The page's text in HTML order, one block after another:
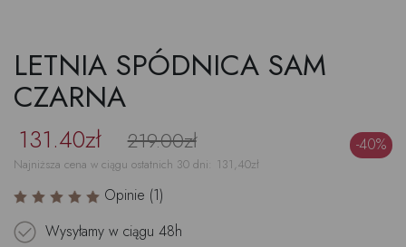
LETNIA SPÓDNICA SAM
CZARNA
131.40zł 219.00zł -40%
Najniższa cena w ciągu ostatnich 30 dni: 131,40zł
Opinie (1)
Wysyłamy w ciągu 48h